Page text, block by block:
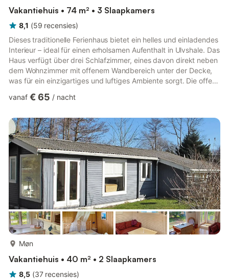
Vakantiehuis • 74 m² • 3 Slaapkamers
8,1 (59 recensies)
Dieses traditionelle Ferienhaus bietet ein helles und einladendes
Interieur – ideal für einen erholsamen Aufenthalt in Ulvshale. Das
Haus verfügt über drei Schlafzimmer, eines davon direkt neben
dem Wohnzimmer mit offenem Wandbereich unter der Decke,
was für ein einzigartiges und luftiges Ambiente sorgt. Die offene
gemütliche Atmosphäre für Familientreffen oder gemeinsame
Auswahl an internationalen Fernsehsendern genießen und so für
Unterhaltung für jedes Alter sorgen. Im Außenb...
vanaf € 65 / nacht
Møn
Vakantiehuis • 40 m² • 2 Slaapkamers
8,5 (37 recensies)